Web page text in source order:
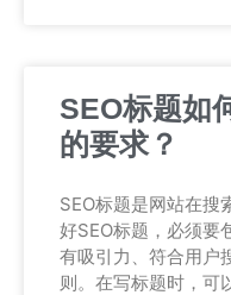
SEO标题如
的要求？
SEO标题是网站在搜
好SEO标题，必须要
有吸引力、符合用户
则。在写标题时，可